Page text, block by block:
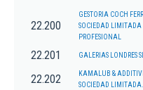
22.200
GESTORIA COCH
SOCIEDAD LIMITADA
PROFESIONAL
22.201 GALERIAS LONDRES
22.202
KAMALUB &
SOCIEDAD LIMITADA.